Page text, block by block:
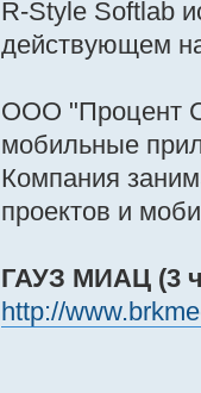
R-Style Softlab
действующем
ООО "Процент
мобильные
Компания
проектов и
ГАУЗ МИАЦ (3
http://